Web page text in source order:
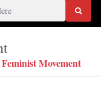
Feminist Movement